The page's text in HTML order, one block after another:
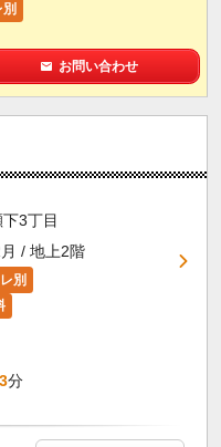
お問い合わせ
3丁目
/ 地上2階
別
分